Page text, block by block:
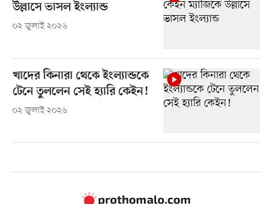
উল্লাসে ভাসল ইংল্যান্ড
০২ জুলাই ২০২৬
খাদের কিনারা থেকে ইংল্যান্ডকে
টেনে তুললেন সেই হ্যারি কেইন!
০২ জুলাই ২০২৬